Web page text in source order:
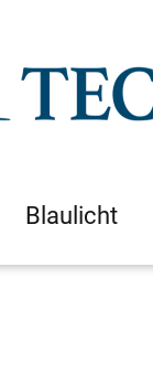
Blaulicht